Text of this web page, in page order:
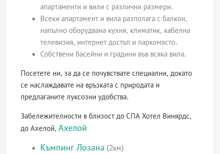
апартаменти и вили с различни размери.
Всеки апартамент и вила разполага с балкон,
напълно оборудвана кухня, климатик, кабелна
телевизия, интернет достъп и паркомясто.
Собствени басейни и градини във всяка вила.
Посетете ни, за да се почувствате специални, докато
се наслаждавате на връзката с природата и
предлаганите луксозни удобства.
Забележителности в близост до СПА Хотел Винярдс,
до Ахелой,Ахелой
Къмпинг Лозана (2км)